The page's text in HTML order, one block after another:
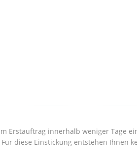
Erstauftrag innerhalb weniger Tage
diese Einstickung entstehen Ihnen